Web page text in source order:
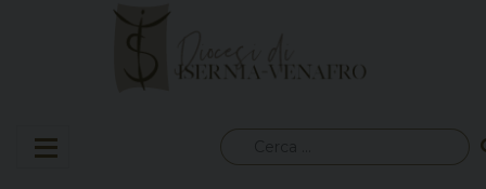
per: